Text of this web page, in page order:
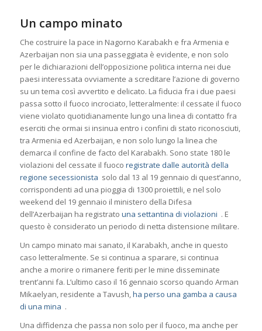
Un campo minato
Che costruire la pace in Nagorno Karabakh e fra Armenia e
Azerbaijan non sia una passeggiata è evidente, e non solo
per le dichiarazioni dell’opposizione politica interna nei due
paesi interessata ovviamente a screditare l’azione di governo
su un tema così avvertito e delicato. La fiducia fra i due paesi
passa sotto il fuoco incrociato, letteralmente: il cessate il fuoco
viene violato quotidianamente lungo una linea di contatto fra
eserciti che ormai si insinua entro i confini di stato riconosciuti,
tra Armenia ed Azerbaijan, e non solo lungo la linea che
demarca il confine de facto del Karabakh. Sono state 180 le
violazioni del cessate il fuoco registrate dalle autorità della
regione secessionista solo dal 13 al 19 gennaio di quest’anno,
corrispondenti ad una pioggia di 1300 proiettili, e nel solo
weekend del 19 gennaio il ministero della Difesa
dell’Azerbaijan ha registrato una settantina di violazioni . E
questo è considerato un periodo di netta distensione militare.
Un campo minato mai sanato, il Karabakh, anche in questo
caso letteralmente. Se si continua a sparare, si continua
anche a morire o rimanere feriti per le mine disseminate
trent’anni fa. L’ultimo caso il 16 gennaio scorso quando Arman
Mikaelyan, residente a Tavush,ha perso una gamba a causa
di una mina .
Una diffidenza che passa non solo per il fuoco, ma anche per